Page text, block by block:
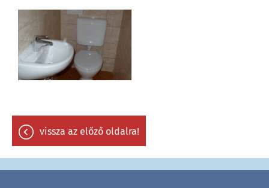
vissza az előző oldalra!